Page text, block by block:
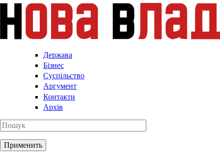
Держава
Бізнес
Суспільство
Аргумент
Контакти
Архів